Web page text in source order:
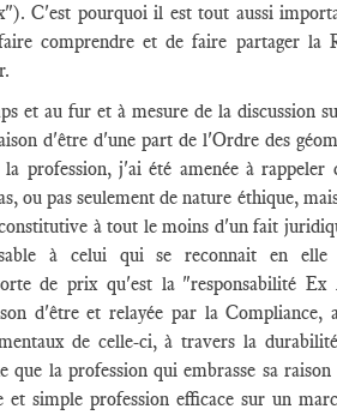
C'est pourquoi il est tout aussi
comprendre et de faire partager la
et au fur et à mesure de la discussion
d'être d'une part de l'Ordre des
profession, j'ai été amenée à rappeler
ou pas seulement de nature éthique,
à tout le moins d'un fait
à celui qui se reconnait en
de prix qu'est la "responsabilité Ex
d'être et relayée par la Compliance,
de celle-ci, à travers la
que la profession qui embrasse sa
et simple profession efficace sur un